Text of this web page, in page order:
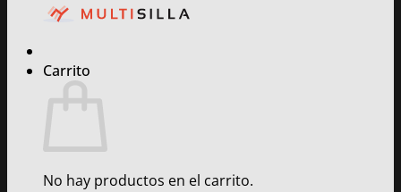
Carrito
No hay productos en el carrito.